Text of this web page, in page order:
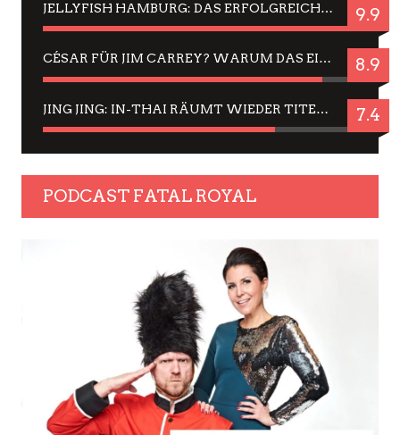
JELLYFISH HAMBURG: DAS ERFOLGREICHE SOMMER-MENÜ 2025 IN GEFÜHLEN UND BILDERN 9.9
CÉSAR FÜR JIM CARREY? WARUM DAS EINER DER NERVIGSTEN ACTORS IST UND BLEIBT 8.9
JING JING: IN-THAI RÄUMT WIEDER TITEL AB – EIN ZWEI-STUNDEN-ERLEBNISBERICHT 7.4
PODCAST FATAL ROYAL